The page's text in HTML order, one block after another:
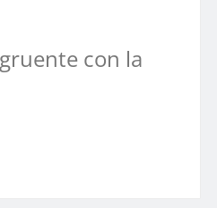
con la